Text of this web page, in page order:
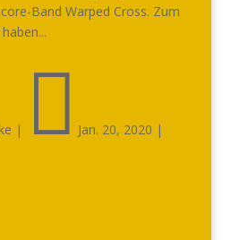
Band Warped Cross. Zum
|  Jan. 20, 2020 |